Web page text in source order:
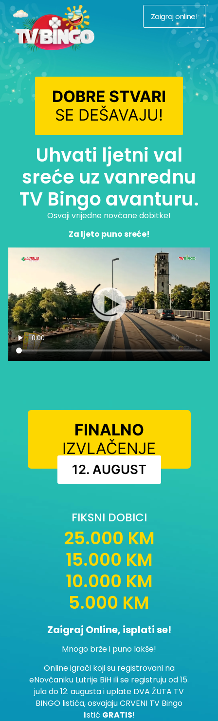
Zaigraj online!
DOBRE STVARI
SE DEŠAVAJU!
Uhvati ljetni val
sreće uz vanrednu
TV Bingo avanturu.
Osvoji vrijedne novčane dobitke!
Za ljeto puno sreće!
FINALNO
IZVLAČENJE
12. AUGUST
FIKSNI DOBICI
25.000 KM
15.000 KM
10.000 KM
5.000 KM
Zaigraj Online, isplati se!
Mnogo brže i puno lakše!
Online igrači koji su registrovani na
eNovčaniku Lutrije BiH ili se registruju od 15.
jula do 12. augusta i uplate DVA ŽUTA TV
BINGO listića, osvajaju CRVENI TV Bingo
listić GRATIS!